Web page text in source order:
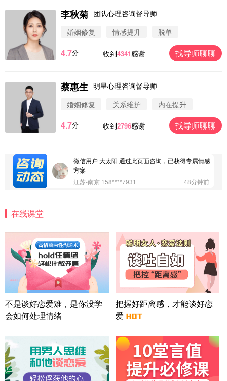
李秋菊 团队心理咨询督导师
婚姻修复
情感提升 脱单
4.7分 收到4341感谢 找导师聊聊
蔡惠生 明星心理咨询督导师
婚姻修复
关系维护 内在提升
4.7分 收到2796感谢 找导师聊聊
微信用户 圆圈 通过此页面咨询，已获得专属情感方
案
微信用户 Vnno 通过此页面咨询，已获得专属情感方
微信用户 大太阳 通过此页面咨询，已获得专属情感
方案
江苏-南京 158****7931
48分钟前
情感方案
北京-朝阳 151****3189
22分钟前
微信用户 巧?媚儿 通过此页面咨询，已获得专属情感
方案
上海-浦东 177****9074
56分钟前
微信用户 Liberty 通过此页面咨询，已获得专属情感
方案
广东-广州 188****5632
湖北-武汉 135****7410
41分钟前
微信用户 困困魚? 通过此页面咨询，已获得专属情感
方案
在线课堂
不是谈好恋爱难，是你没学
会如何处理情绪
把握好距离感，才能谈好恋
爱